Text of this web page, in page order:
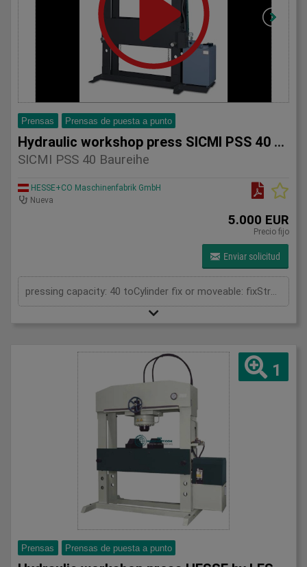
Prensas Prensas de puesta a punto
Hydraulic workshop press SICMI PSS 40 NC
SICMI PSS 40 Baureihe
HESSE+CO Maschinenfabrik GmbH
Nueva
5.000 EUR
Precio fijo
Enviar solicitud
pressing capacity: 40 toCylinder fix or moveable: fixStroke: 350 mmDistance between columns: 900 mmRapid speed: 29 mm/sWorking speed: 5 mm/sLength: 1600 mmWidth: 700 mmHeight: 2050 mmWeight: 430 kg
1
Prensas Prensas de puesta a punto